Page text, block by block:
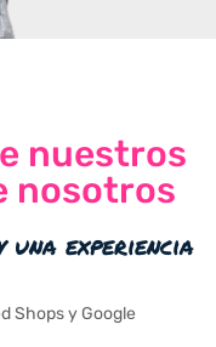
nuestros
nosotros
una experiencia
Shops y Google